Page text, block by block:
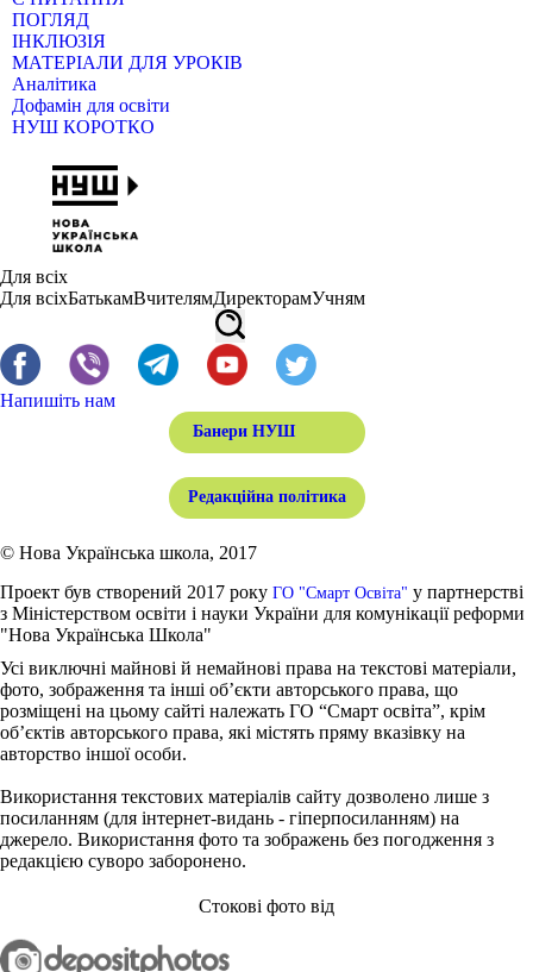
ПОГЛЯД
ІНКЛЮЗІЯ
МАТЕРІАЛИ ДЛЯ УРОКІВ
Аналітика
Дофамін для освіти
НУШ КОРОТКО
Для всіх
Для всіхБатькамВчителямДиректорамУчням
Напишіть нам
Банери НУШ
Редакційна політика
© Нова Українська школа, 2017
Проект був створений 2017 року ГО "Смарт Освіта" у партнерстві
з Міністерством освіти і науки України для комунікації реформи
"Нова Українська Школа"
Усі виключні майнові й немайнові права на текстові матеріали,
фото, зображення та інші об’єкти авторського права, що
розміщені на цьому сайті належать ГО “Смарт освіта”, крім
об’єктів авторського права, які містять пряму вказівку на
авторство іншої особи.
Використання текстових матеріалів сайту дозволено лише з
посиланням (для інтернет-видань - гіперпосиланням) на
джерело. Використання фото та зображень без погодження з
редакцією суворо заборонено.
Стокові фото від